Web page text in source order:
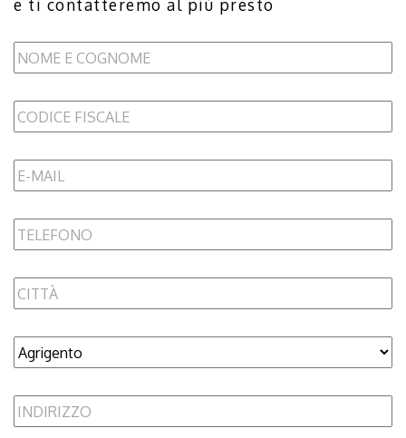
e ti contatteremo al più presto